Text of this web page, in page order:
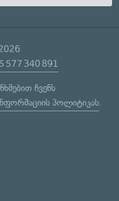
577 340 891
ჩვენს
პოლიტიკას.